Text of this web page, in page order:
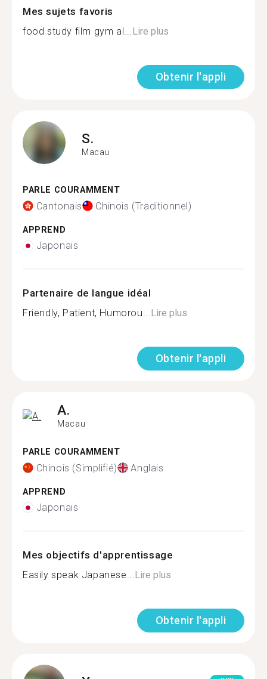
Mes sujets favoris
food study film gym al...Lire plus
Obtenir l'appli
S.
Macau
PARLE COURAMMENT
Cantonais Chinois (Traditionnel)
APPREND
Japonais
Partenaire de langue idéal
Friendly, Patient, Humorou...Lire plus
Obtenir l'appli
A.
Macau
PARLE COURAMMENT
Chinois (Simplifié) Anglais
APPREND
Japonais
Mes objectifs d'apprentissage
Easily speak Japanese...Lire plus
Obtenir l'appli